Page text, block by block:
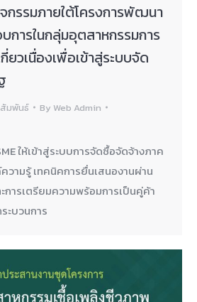
กรรมภายใต้โครงการพัฒนา
การในกลุ่มอุตสาหกรรมการ
ยวเนื่องเพื่อเข้าสู่ระบบจัด
สัมพันธ์ By Web Admin
ให้เข้าสู่ระบบการจัดซื้อจัดจ้างภาค
ามรู้ เทคนิคการยื่นเสนองานผ่าน
การเตรียมความพร้อมการเป็นคู่ค้า
ะบวนการ